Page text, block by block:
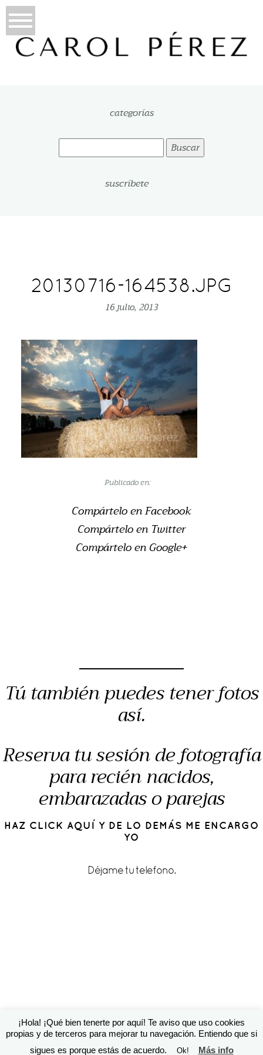
categorías
Buscar:
suscríbete
20130716-164538.JPG
16 julio, 2013
Publicado en:
Compártelo en Facebook
Compártelo en Twitter
Compártelo en Google+
Tú también puedes tener fotos
así.
Reserva tu sesión de fotografía
para recién nacidos,
embarazadas o parejas
HAZ CLICK AQUÍ Y DE LO DEMÁS ME ENCARGO
YO
Déjame tu telefono.
© 2016 Cárol Pérez | Diseño deSusana Torralbo | ProPhoto
¡Hola! ¡Qué bien tenerte por aquí! Te aviso que uso cookies
propias y de terceros para mejorar tu navegación. Entiendo que si
sigues es porque estás de acuerdo.
Ok! Más info